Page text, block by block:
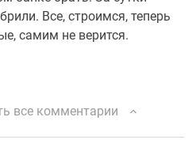
Все, строимся, теперь
самим не верится.
все комментарии